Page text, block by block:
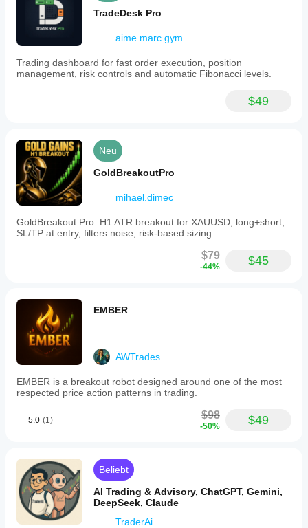
TradeDesk Pro
aime.marc.gym
Trading dashboard for fast order execution, position
management, risk controls and automatic Fibonacci levels.
$49
Neu
GoldBreakoutPro
mihael.dimec
GoldBreakout Pro: H1 ATR breakout for XAUUSD; long+short,
SL/TP at entry, filters noise, risk-based sizing.
$79
-44% $45
EMBER
AWTrades
EMBER is a breakout robot designed around one of the most
respected price action patterns in trading.
5.0 (1) $98
-50% $49
Beliebt
AI Trading & Advisory, ChatGPT, Gemini,
DeepSeek, Claude
TraderAi